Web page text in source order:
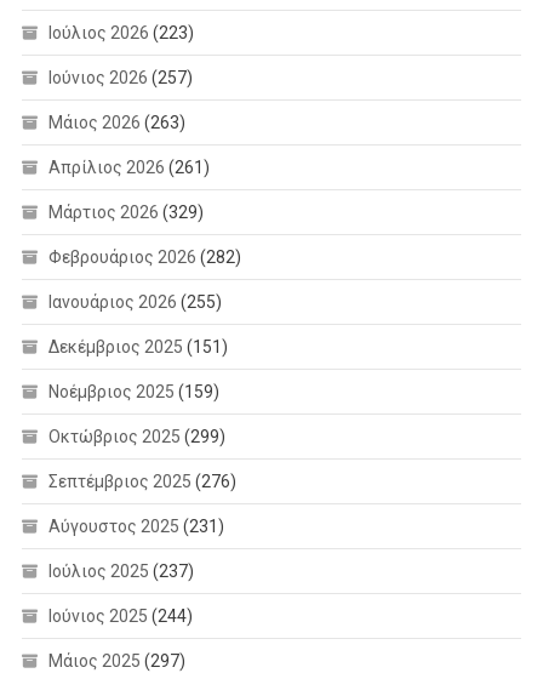
Ιούλιος 2026 (223)
Ιούνιος 2026 (257)
Μάιος 2026 (263)
Απρίλιος 2026 (261)
Μάρτιος 2026 (329)
Φεβρουάριος 2026 (282)
Ιανουάριος 2026 (255)
Δεκέμβριος 2025 (151)
Νοέμβριος 2025 (159)
Οκτώβριος 2025 (299)
Σεπτέμβριος 2025 (276)
Αύγουστος 2025 (231)
Ιούλιος 2025 (237)
Ιούνιος 2025 (244)
Μάιος 2025 (297)